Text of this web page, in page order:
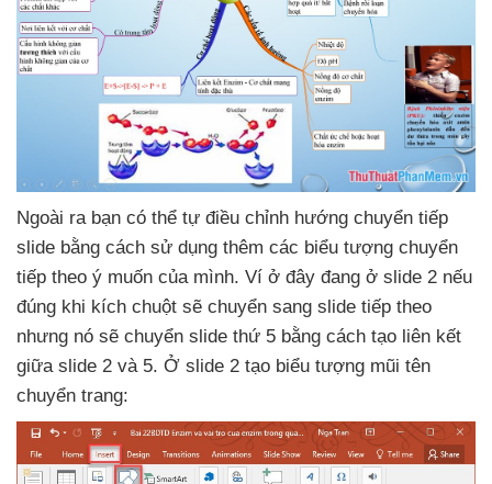
Ngoài ra bạn có thể tự điều chỉnh hướng chuyển tiếp
slide bằng cách sử dụng thêm các biểu tượng chuyển
tiếp theo ý muốn của mình. Ví ở đây đang ở slide 2 nếu
đúng khi kích chuột sẽ chuyển sang slide tiếp theo
nhưng nó sẽ chuyển slide thứ 5 bằng cách tạo liên kết
giữa slide 2 và 5. Ở slide 2 tạo biểu tượng mũi tên
chuyển trang: